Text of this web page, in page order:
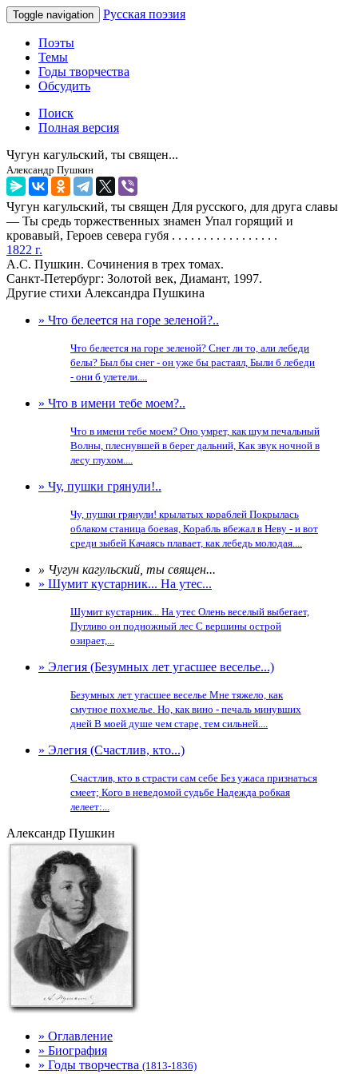
Toggle navigation Русская поэзия
Поэты
Темы
Годы творчества
Обсудить
Поиск
Полная версия
Чугун кагульский, ты священ...
Александр Пушкин
Чугун кагульский, ты священ Для русского, для друга славы
— Ты средь торжественных знамен Упал горящий и
кровавый, Героев севера губя . . . . . . . . . . . . . . . . .
1822 г.
А.С. Пушкин. Сочинения в трех томах.
Санкт-Петербург: Золотой век, Диамант, 1997.
Другие стихи Александра Пушкина
» Что белеется на горе зеленой?..
Что белеется на горе зеленой? Снег ли то, али лебеди
белы? Был бы снег - он уже бы растаял, Были б лебеди
- они б улетели....
» Что в имени тебе моем?..
Что в имени тебе моем? Оно умрет, как шум печальный
Волны, плеснувшей в берег дальний, Как звук ночной в
лесу глухом....
» Чу, пушки грянули!..
Чу, пушки грянули! крылатых кораблей Покрылась
облаком станица боевая, Корабль вбежал в Неву - и вот
среди зыбей Качаясь плавает, как лебедь молодая....
» Чугун кагульский, ты священ...
» Шумит кустарник... На утес...
Шумит кустарник... На утес Олень веселый выбегает,
Пугливо он подножный лес С вершины острой
озирает,...
» Элегия (Безумных лет угасшее веселье...)
Безумных лет угасшее веселье Мне тяжело, как
смутное похмелье. Но, как вино - печаль минувших
дней В моей душе чем старе, тем сильней....
» Элегия (Счастлив, кто...)
Счастлив, кто в страсти сам себе Без ужаса признаться
смеет; Кого в неведомой судьбе Надежда робкая
лелеет:...
Александр Пушкин
» Оглавление
» Биография
» Годы творчества (1813-1836)